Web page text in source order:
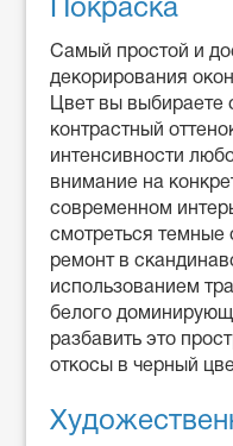
Покраска
Самый простой и
декорирования
Цвет вы выбираете
контрастный
интенсивности
внимание на
современном
смотреться темные
ремонт в
использованием
белого
разбавить это
откосы в черный